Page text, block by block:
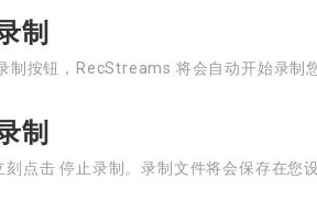
制
制按钮，RecStreams 将会自动开始录制
制
刻点击 停止录制。录制文件将会保存在您